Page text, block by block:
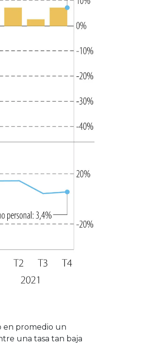
en promedio un
una tasa tan baja